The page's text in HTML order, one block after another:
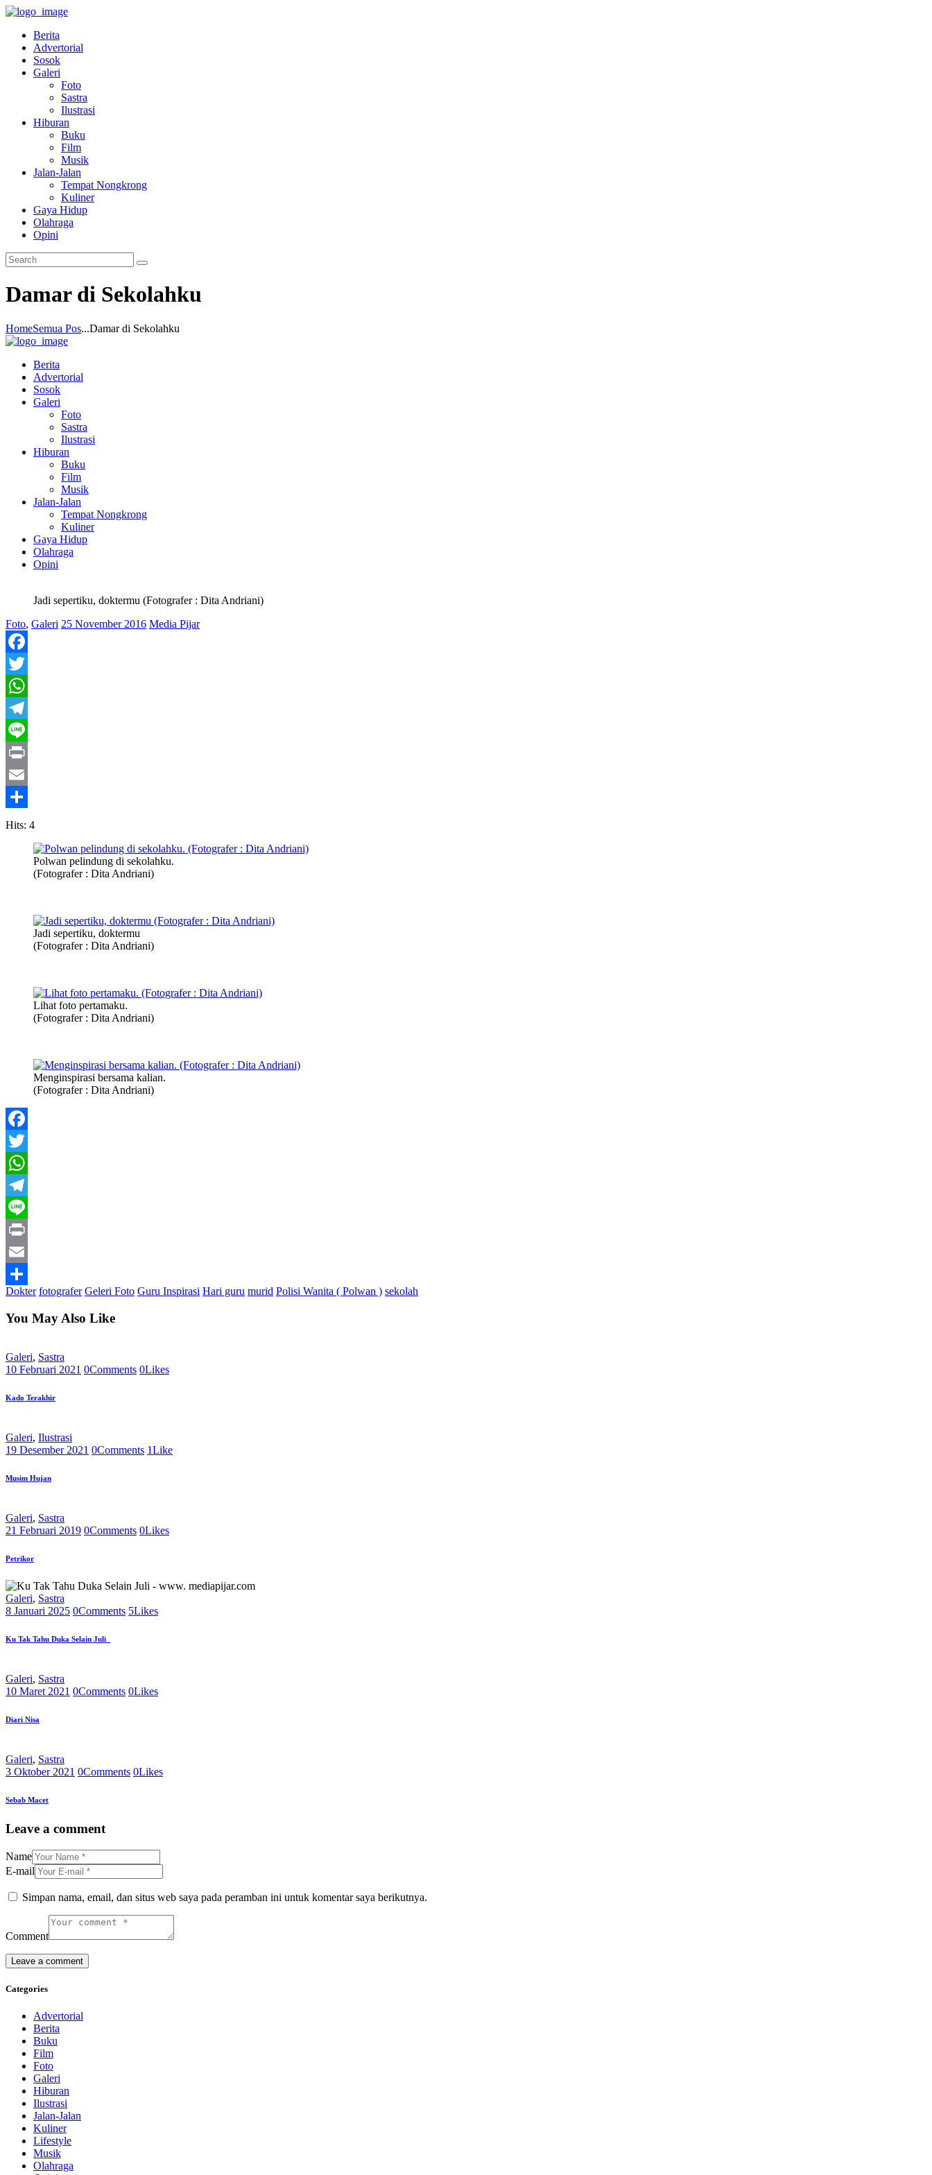
Berita
Advertorial
Sosok
Galeri
Foto
Sastra
Ilustrasi
Hiburan
Buku
Film
Musik
Jalan-Jalan
Tempat Nongkrong
Kuliner
Gaya Hidup
Olahraga
Opini
Damar di Sekolahku
HomeSemua Pos...Damar di Sekolahku
Berita
Advertorial
Sosok
Galeri
Foto
Sastra
Ilustrasi
Hiburan
Buku
Film
Musik
Jalan-Jalan
Tempat Nongkrong
Kuliner
Gaya Hidup
Olahraga
Opini
Jadi sepertiku, doktermu (Fotografer : Dita Andriani)
Foto, Galeri 25 November 2016 Media Pijar
Facebook
Twitter
WhatsApp
Telegram
Line
Print
Email
Share
Hits: 4
Polwan pelindung di sekolahku.
(Fotografer : Dita Andriani)
Jadi sepertiku, doktermu
(Fotografer : Dita Andriani)
Lihat foto pertamaku.
(Fotografer : Dita Andriani)
Menginspirasi bersama kalian.
(Fotografer : Dita Andriani)
Facebook
Twitter
WhatsApp
Telegram
Line
Print
Email
Share
Dokter fotografer Geleri Foto Guru Inspirasi Hari guru murid Polisi Wanita ( Polwan ) sekolah
You May Also Like
Galeri, Sastra
10 Februari 2021 0Comments 0Likes
Kado Terakhir
Galeri, Ilustrasi
19 Desember 2021 0Comments 1Like
Musim Hujan
Galeri, Sastra
21 Februari 2019 0Comments 0Likes
Petrikor
Galeri, Sastra
8 Januari 2025 0Comments 5Likes
Ku Tak Tahu Duka Selain Juli
Galeri, Sastra
10 Maret 2021 0Comments 0Likes
Diari Nisa
Galeri, Sastra
3 Oktober 2021 0Comments 0Likes
Sebab Macet
Leave a comment
Name
E-mail
Simpan nama, email, dan situs web saya pada peramban ini untuk komentar saya berikutnya.
Comment
Categories
Advertorial
Berita
Buku
Film
Foto
Galeri
Hiburan
Ilustrasi
Jalan-Jalan
Kuliner
Lifestyle
Musik
Olahraga